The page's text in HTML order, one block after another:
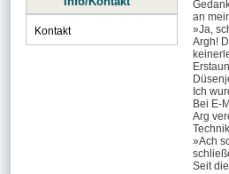
an
»Ja,
Argh!
Ich
Bei E-
Arg
»Ach
Seit
Kontakt